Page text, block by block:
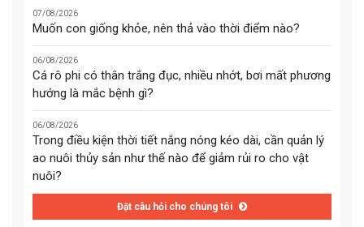
07/08/2026
Muốn con giống khỏe, nên thả vào thời điểm nào?
06/08/2026
Cá rô phi có thân trắng đục, nhiều nhớt, bơi mất phương
hướng là mắc bệnh gì?
06/08/2026
Trong điều kiện thời tiết nắng nóng kéo dài, cần quản lý
ao nuôi thủy sản như thế nào để giảm rủi ro cho vật
nuôi?
Đặt câu hỏi cho chúng tôi